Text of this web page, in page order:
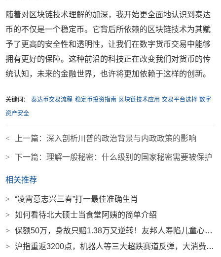
随着对区块链技术理解的加深，我开始更全面地认识到泰达
币的不仅是一个稳定币。它背后所依赖的区块链技术为其赋
予了更高的安全性和透明性，让我们在数字货币交易中能够
拥有更好的保障。这种前沿的科技正在改变我们对货币的传
统认知，未来的金融世界，也许将更加依赖于这样的创新。
关键词： 泰达币交易流程 稳定币投资指南 区块链技术应用 交易平台选择 数字
资产安全
< 上一篇：深入剖析川普的政治背景与内政政策的影响
> 下一篇： 理解一般秘密：什么级别的国家秘密需要被保护
相关推荐
>
“凌霄意志兴三春”打一最佳准确生肖
>
如何看待北大硕士当食堂阿姨的简单介绍
>
保额50万，身故只赔1.38万又逆转！友邦人寿陷儿童心肌炎“拒赔风波”，谁在抬高理赔门槛？｜界面金融315|界面新闻
>
沪指重返3200点，机器人等三大超跌赛道反弹，大消费概念领涨|界面新闻